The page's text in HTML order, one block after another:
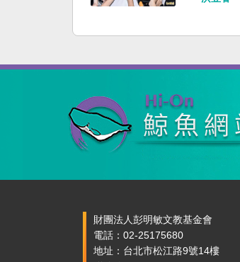
財團法人彭明敏文教基金會
電話：02-25175680
地址：台北市松江路9號14樓